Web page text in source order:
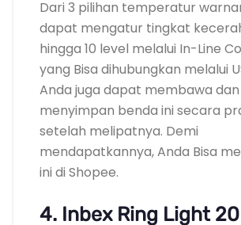
Dari 3 pilihan temperatur
dapat mengatur tingkat
hingga 10 level melalui In-Line
yang Bisa dihubungkan melalui
Anda juga dapat membawa dan
menyimpan benda ini secara
setelah melipatnya. Demi
mendapatkannya, Anda Bisa
ini di Shopee.
4. Inbex Ring Light